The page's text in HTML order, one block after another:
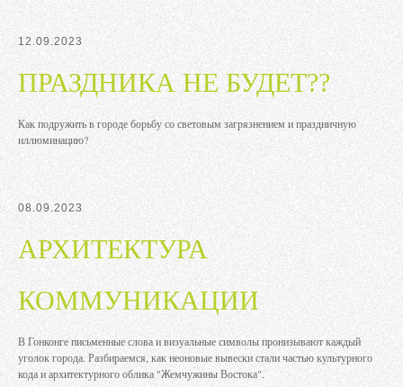
12.09.2023
ПРАЗДНИКА НЕ БУДЕТ??
Как подружить в городе борьбу со световым загрязнением и праздничную
иллюминацию?
08.09.2023
АРХИТЕКТУРА
КОММУНИКАЦИИ
В Гонконге письменные слова и визуальные символы пронизывают каждый
уголок города. Разбираемся, как неоновые вывески стали частью культурного
кода и архитектурного облика "Жемчужины Востока".